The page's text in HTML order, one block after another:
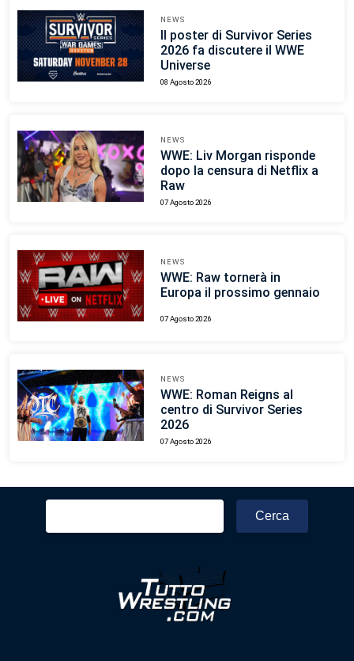
NEWS
Il poster di Survivor Series
2026 fa discutere il WWE
Universe
08 Agosto 2026
NEWS
WWE: Liv Morgan risponde
dopo la censura di Netflix a
Raw
07 Agosto 2026
NEWS
WWE: Raw tornerà in
Europa il prossimo gennaio
07 Agosto 2026
NEWS
WWE: Roman Reigns al
centro di Survivor Series
2026
07 Agosto 2026
Ricerca